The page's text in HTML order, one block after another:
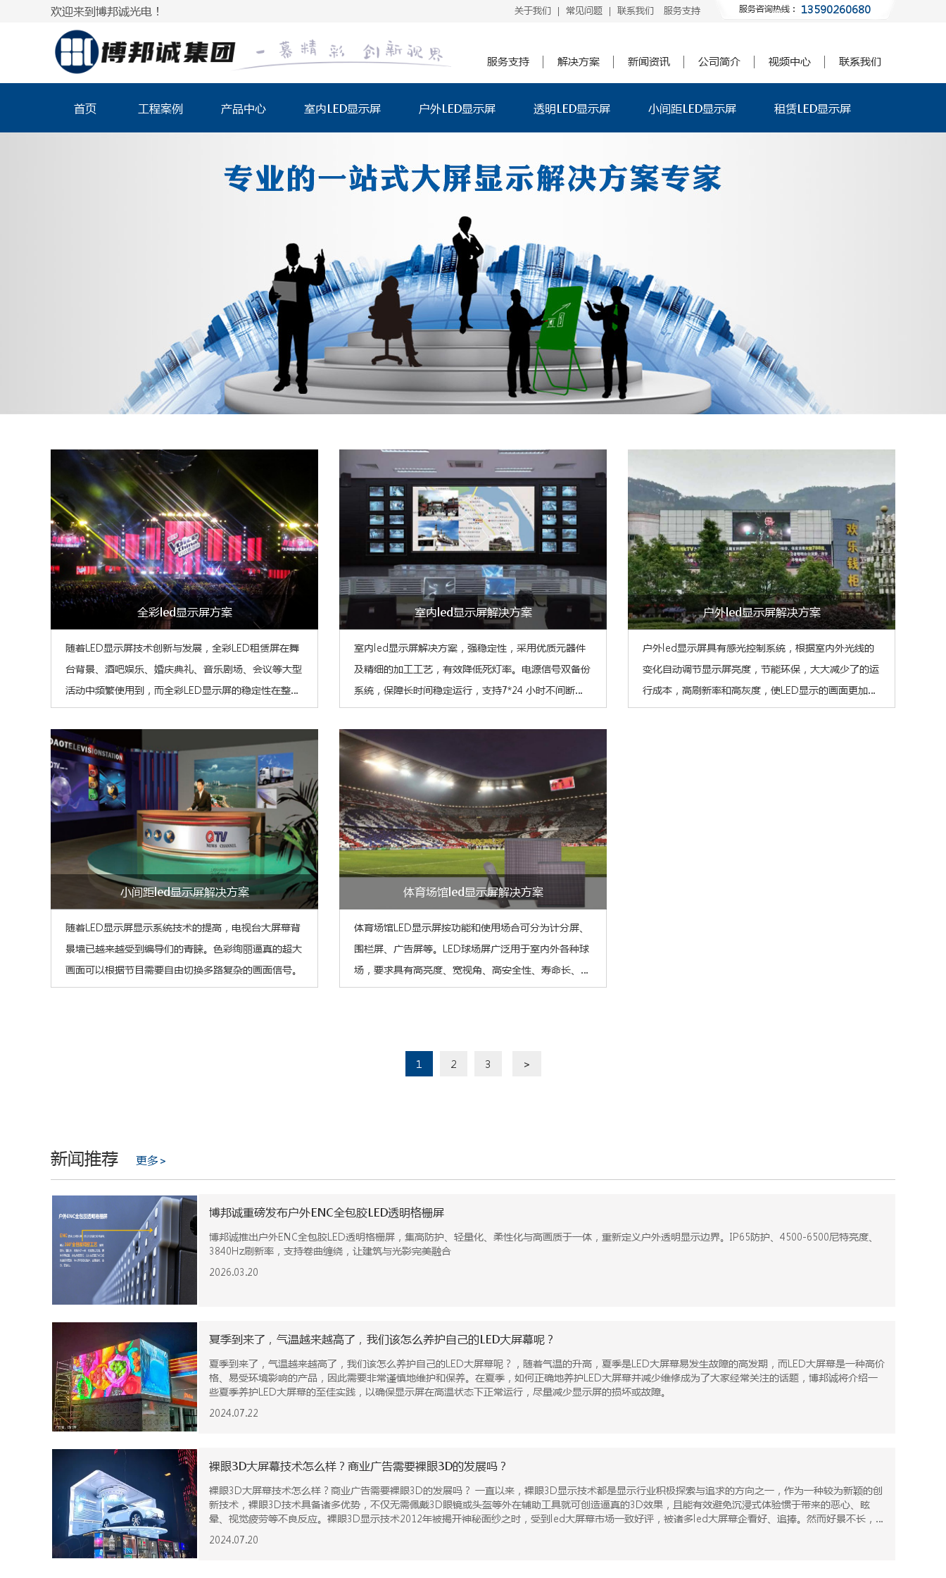
欢迎来到博邦诚光电！ 关于我们 | 常见问题 | 联系我们 服务支持 服务咨询热线： 13590260680
服务支持 解决方案 新闻资讯 公司简介 视频中心 联系我们
首页 工程案例 产品中心 室内LED显示屏 户外LED显示屏 透明LED显示屏 小间距LED显示屏 租赁LED显示屏
全彩led显示屏方案
随着LED显示屏技术创新与发展，全彩LED租赁屏在舞
台背景、酒吧娱乐、婚庆典礼、音乐剧场、会议等大型
活动中频繁使用到，而全彩LED显示屏的稳定性在整个
过程中起着至关重要的作用，尤其是演出现场活动的租
赁系列。为了达到各种显示效果，需要经常变换全彩
led显示屏拼接造型方案，对LED租赁屏要求不仅要轻
薄，安装调试方便，还要有极高的稳定性。
室内led显示屏解决方案
室内led显示屏解决方案，强稳定性，采用优质元器件
及精细的加工工艺，有效降低死灯率。电源信号双备份
系统，保障长时间稳定运行，支持7*24 小时不间断工
作。
户外led显示屏解决方案
户外led显示屏具有感光控制系统，根据室内外光线的
变化自动调节显示屏亮度，节能环保，大大减少了的运
行成本，高刷新率和高灰度，使LED显示的画面更加逼
真，满足商业用的高视觉品质的要求。
小间距led显示屏解决方案
随着LED显示屏显示系统技术的提高，电视台大屏幕背
景墙已越来越受到编导们的青睐。色彩绚丽逼真的超大
画面可以根据节目需要自由切换多路复杂的画面信号。
体育场馆led显示屏解决方案
体育场馆LED显示屏按功能和使用场合可分为计分屏、
围栏屏、广告屏等。LED球场屏广泛用于室内外各种球
场，要求具有高亮度、宽视角、高安全性、寿命长、安
装方便、防风、防水等功能，并可任意分段播放广告和
1 2 3 >
新闻推荐 更多>
博邦诚重磅发布户外ENC全包胶LED透明格栅屏
博邦诚推出户外ENC全包胶LED透明格栅屏，集高防护、轻量化、柔性化与高画质于一体，重新定义户外透明显示边界。IP65防护、4500-6500尼特亮度、
3840Hz刷新率，支持卷曲缠绕，让建筑与光影完美融合
2026.03.20
夏季到来了，气温越来越高了，我们该怎么养护自己的LED大屏幕呢？
夏季到来了，气温越来越高了，我们该怎么养护自己的LED大屏幕呢？，随着气温的升高，夏季是LED大屏幕易发生故障的高发期，而LED大屏幕是一种高价
格、易受环境影响的产品，因此需要非常谨慎地维护和保养。在夏季，如何正确地养护LED大屏幕并减少维修成为了大家经常关注的话题，博邦诚将介绍一
些夏季养护LED大屏幕的至佳实践，以确保显示屏在高温状态下正常运行，尽量减少显示屏的损坏或故障。
2024.07.22
裸眼3D大屏幕技术怎么样？商业广告需要裸眼3D的发展吗？
裸眼3D大屏幕技术怎么样？商业广告需要裸眼3D的发展吗？ 一直以来，裸眼3D显示技术都是显示行业积极探索与追求的方向之一，作为一种较为新颖的创
新技术，裸眼3D技术具备诸多优势，不仅无需佩戴3D眼镜或头盔等外在辅助工具就可创造逼真的3D效果，且能有效避免沉浸式体验惯于带来的恶心、眩
晕、视觉疲劳等不良反应。裸眼3D显示技术2012年被揭开神秘面纱之时，受到led大屏幕市场一致好评，被诸多led大屏幕企看好、追捧。然而好景不长，
3D裸眼在led大屏幕行业掀起小波涛过后，由于技术、价格等多方面因素的限制，被
2024.07.20